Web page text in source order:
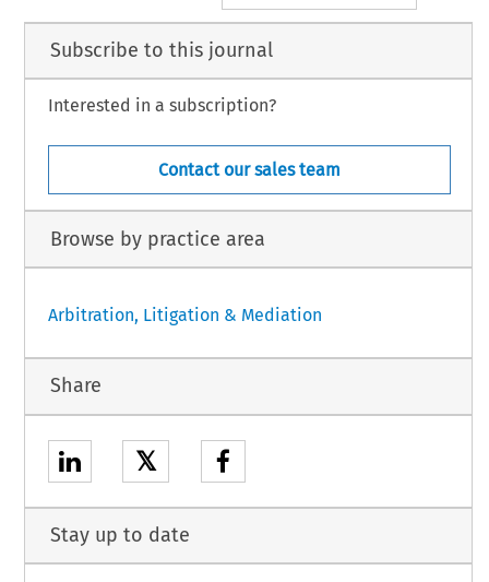
Subscribe to this journal
Interested in a subscription?
Contact our sales team
Browse by practice area
Arbitration, Litigation & Mediation
Share
𝕏
Stay up to date